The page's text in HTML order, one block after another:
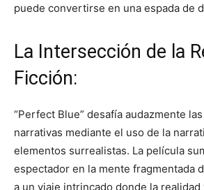
puede convertirse en una espada de
La Intersección de la
Ficción:
“Perfect Blue” desafía audazmente
narrativas mediante el uso de la
elementos surrealistas. La película
espectador en la mente fragmentada
a un viaje intrincado donde la realidad